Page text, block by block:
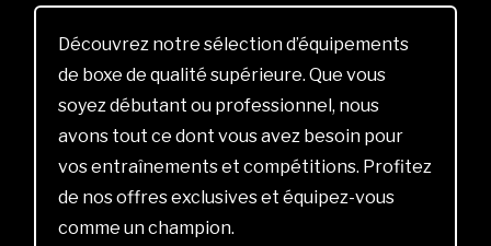
Découvrez notre sélection d’équipements
de boxe de qualité supérieure. Que vous
soyez débutant ou professionnel, nous
avons tout ce dont vous avez besoin pour
vos entraînements et compétitions. Profitez
de nos offres exclusives et équipez-vous
comme un champion.